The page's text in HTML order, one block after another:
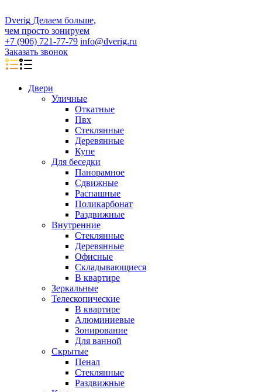
Dverig Делаем больше,
чем просто зонируем
+7 (906) 721-77-79 info@dverig.ru
Заказать звонок
Двери
Уличные
Откатные
Пвх
Стеклянные
Деревянные
Купе
Для беседки
Панорамное
Сдвижные
Распашные
Поликарбонат
Раздвижные
Внутренние
Стеклянные
Деревянные
Офисные
Складывающиеся
В квартире
Зеркальные
Телескопические
В квартире
Алюминиевые
Зонирование
Для ванной
Скрытые
Пенал
Стеклянные
Раздвижные